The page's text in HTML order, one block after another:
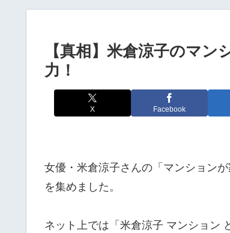
【真相】米倉涼子のマ
力！
X Facebook
女優・米倉涼子さんの「マンション
を集めました。
ネット上では「米倉涼子 マンション